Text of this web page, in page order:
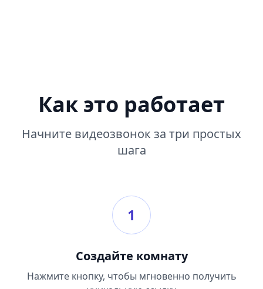
Как это работает
Начните видеозвонок за три простых
шага
1
Создайте комнату
Нажмите кнопку, чтобы мгновенно получить